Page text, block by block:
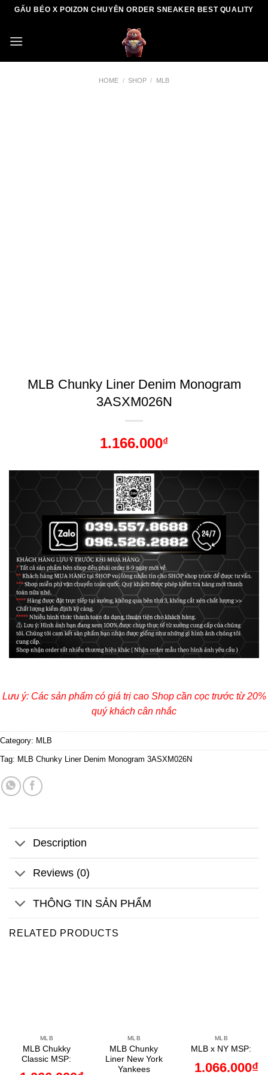
Skip
content
GẤU BÉO X POIZON CHUYÊN ORDER SNEAKER BEST QUALITY
HOME / SHOP / MLB
MLB Chunky Liner Denim Monogram
3ASXM026N
1.166.000₫
Lưu ý: Các sản phẩm có giá trị cao Shop cần cọc trước từ 20%
quý khách cân nhắc
Category: MLB
Tag: MLB Chunky Liner Denim Monogram 3ASXM026N
Description
Reviews (0)
THÔNG TIN SẢN PHẨM
RELATED PRODUCTS
MLB
MLB Chukky
Classic MSP:
MLB
MLB Chunky
Liner New York
Yankees
MLB
MLB x NY MSP:
1.066.000₫